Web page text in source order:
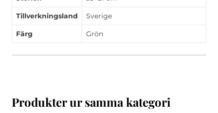
Tillverkningsland Sverige
Färg Grön
Produkter ur samma kategori